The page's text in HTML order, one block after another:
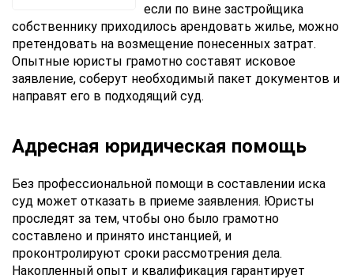
Правилами
обработки
персональных
данных
если по вине застройщика
собственнику приходилось арендовать жилье, можно
претендовать на возмещение понесенных затрат.
Опытные юристы грамотно составят исковое
заявление, соберут необходимый пакет документов и
направят его в подходящий суд.
Адресная юридическая помощь
Без профессиональной помощи в составлении иска
суд может отказать в приеме заявления. Юристы
проследят за тем, чтобы оно было грамотно
составлено и принято инстанцией, и
проконтролируют сроки рассмотрения дела.
Накопленный опыт и квалификация гарантирует